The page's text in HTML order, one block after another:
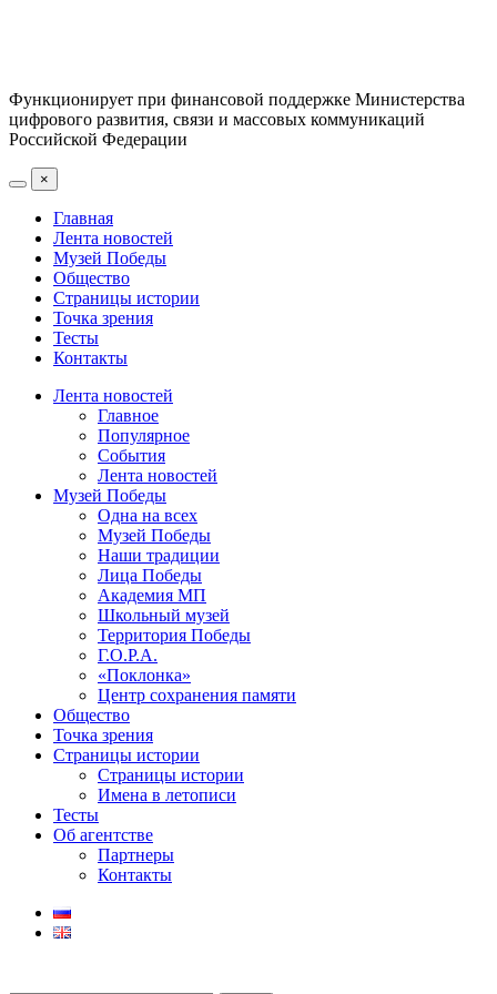
Функционирует при финансовой поддержке Министерства
цифрового развития, связи и массовых коммуникаций
Российской Федерации
×
Главная
Лента новостей
Музей Победы
Общество
Страницы истории
Точка зрения
Тесты
Контакты
Лента новостей
Главное
Популярное
События
Лента новостей
Музей Победы
Одна на всех
Музей Победы
Наши традиции
Лица Победы
Академия МП
Школьный музей
Территория Победы
Г.О.Р.А.
«Поклонка»
Центр сохранения памяти
Общество
Точка зрения
Страницы истории
Страницы истории
Имена в летописи
Тесты
Об агентстве
Партнеры
Контакты